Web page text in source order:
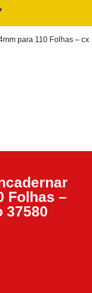
para 110 Folhas – cx
Folhas –
37580